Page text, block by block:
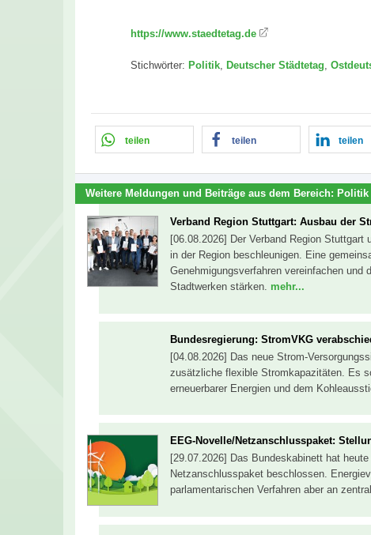
https://www.staedtetag.de
Stichwörter: Politik Deutscher Städtetag
teilen teilen teilen
Weitere Meldungen und Beiträge aus dem Bereich: Politik
Verband Region Stuttgart: Ausbau der
[06.08.2026] Der Verband Region
in der Region beschleunigen. Eine
Genehmigungsverfahren vereinfachen und
Stadtwerken stärken. mehr...
Bundesregierung: StromVKG
[04.08.2026] Das neue Strom-
zusätzliche flexible Stromkapazitäten. Es
erneuerbarer Energien und dem
EEG-Novelle/Netzanschlusspaket:
[29.07.2026] Das Bundeskabinett hat
Netzanschlusspaket beschlossen.
parlamentarischen Verfahren aber an